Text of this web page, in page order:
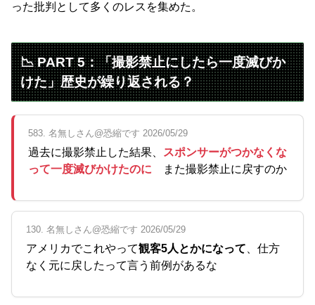
った批判として多くのレスを集めた。
📉 PART 5：「撮影禁止にしたら一度滅びか
けた」歴史が繰り返される？
583. 名無しさん@恐縮です 2026/05/29
過去に撮影禁止した結果、
スポンサーがつかなくな
って一度滅びかけたのに また撮影禁止に戻すのか
130. 名無しさん@恐縮です 2026/05/29
アメリカでこれやって観客5人とかになって 、仕方
なく元に戻したって言う前例があるな